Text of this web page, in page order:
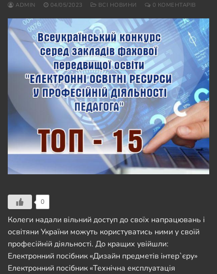
ADMIN 04/05/2023 ВСІ НОВИНИ 0 КОМЕНТАРІВ
0
Колеги надали вільний доступ до своїх напрацювань і
освітяни України можуть користуватись ними у своїй
професійній діяльності. До кращих увійшли:
Електронний посібник «Дизайн предметів інтер`єру»
Електронний посібник «Технічна експлуатація